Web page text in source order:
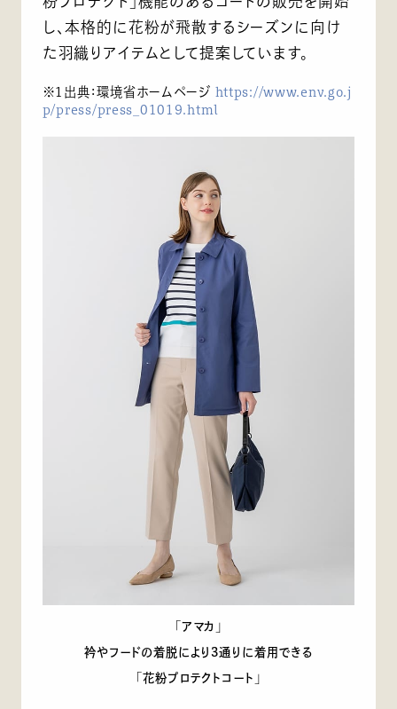
し、本格的に花粉が飛散するシーズンに向け
た羽織りアイテムとして提案しています。
※1出典：環境省ホームページ https://www.env.go.j
p/press/press_01019.html
「アマカ」
衿やフードの着脱により3通りに着用できる
「花粉プロテクトコート」